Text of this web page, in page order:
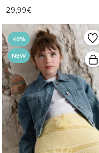
29,99€
40%
NEW